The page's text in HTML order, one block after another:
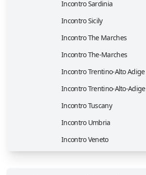
Incontro Sardinia
Incontro Sicily
Incontro The Marches
Incontro The-Marches
Incontro Trentino-Alto Adige
Incontro Trentino-Alto-Adige
Incontro Tuscany
Incontro Umbria
Incontro Veneto